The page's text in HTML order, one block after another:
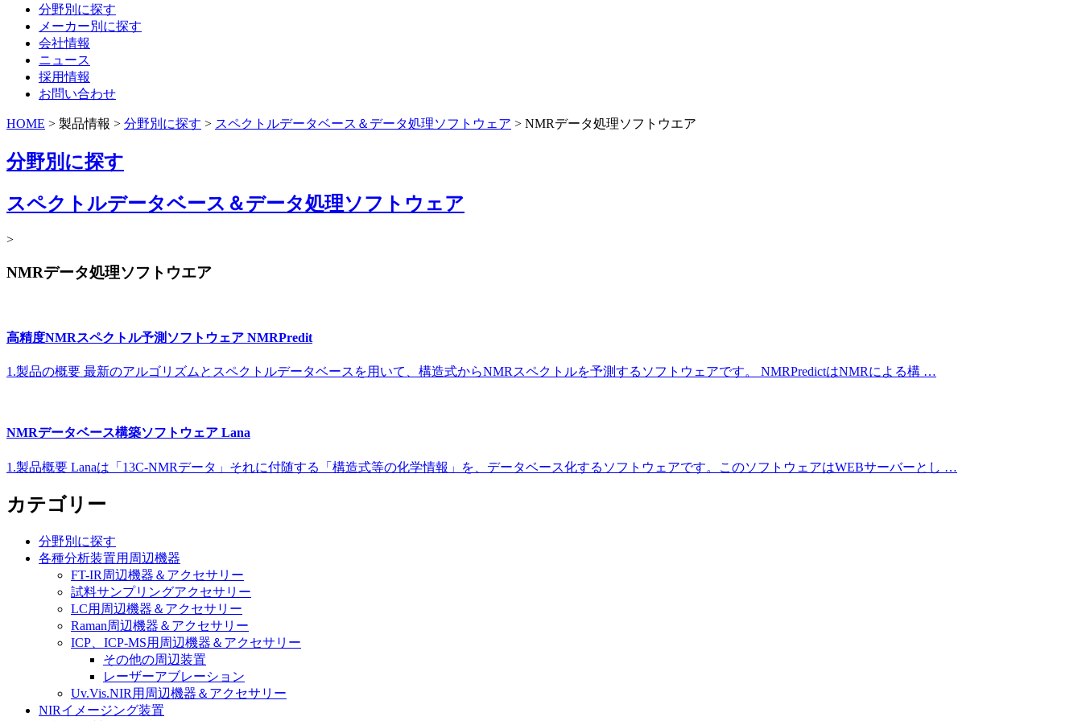
分野別に探す
メーカー別に探す
会社情報
ニュース
採用情報
お問い合わせ
HOME > 製品情報 > 分野別に探す > スペクトルデータベース＆データ処理ソフトウェア > NMRデータ処理ソフトウエア
分野別に探す
スペクトルデータベース＆データ処理ソフトウェア
>
NMRデータ処理ソフトウエア
高精度NMRスペクトル予測ソフトウェア NMRPredit
1.製品の概要 最新のアルゴリズムとスペクトルデータベースを用いて、構造式からNMRスペクトルを予測するソフトウェアです。 NMRPredictはNMRによる構 …
NMRデータベース構築ソフトウェア Lana
1.製品概要 Lanaは「13C-NMRデータ」それに付随する「構造式等の化学情報」を、データベース化するソフトウェアです。このソフトウェアはWEBサーバーとし …
カテゴリー
分野別に探す
各種分析装置用周辺機器
FT-IR周辺機器＆アクセサリー
試料サンプリングアクセサリー
LC用周辺機器＆アクセサリー
Raman周辺機器＆アクセサリー
ICP、ICP-MS用周辺機器＆アクセサリー
その他の周辺装置
レーザーアブレーション
Uv.Vis.NIR用周辺機器＆アクセサリー
NIRイメージング装置